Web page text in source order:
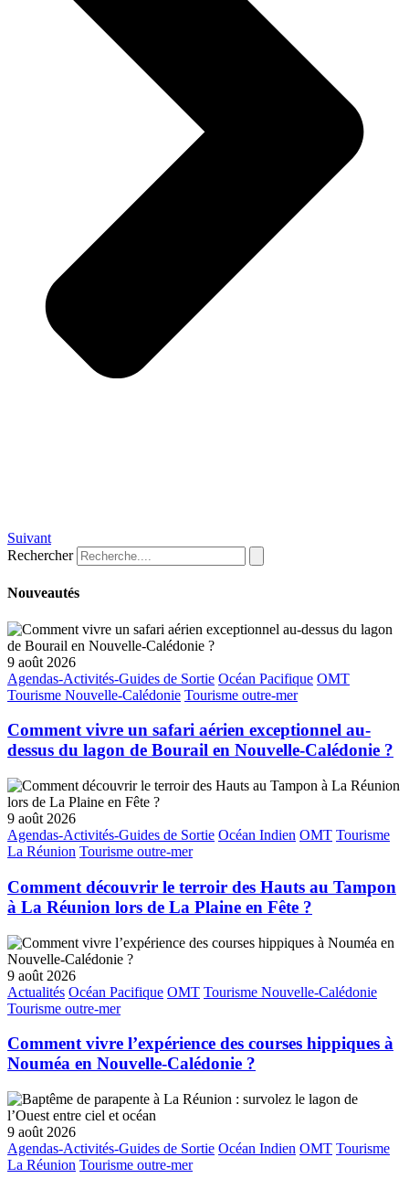
Suivant
Rechercher
Nouveautés
9 août 2026
Agendas-Activités-Guides de Sortie Océan Pacifique OMT
Tourisme Nouvelle-Calédonie Tourisme outre-mer
Comment vivre un safari aérien exceptionnel au-
dessus du lagon de Bourail en Nouvelle-Calédonie ?
9 août 2026
Agendas-Activités-Guides de Sortie Océan Indien OMT Tourisme
La Réunion Tourisme outre-mer
Comment découvrir le terroir des Hauts au Tampon
à La Réunion lors de La Plaine en Fête ?
9 août 2026
Actualités Océan Pacifique OMT Tourisme Nouvelle-Calédonie
Tourisme outre-mer
Comment vivre l’expérience des courses hippiques à
Nouméa en Nouvelle-Calédonie ?
9 août 2026
Agendas-Activités-Guides de Sortie Océan Indien OMT Tourisme
La Réunion Tourisme outre-mer